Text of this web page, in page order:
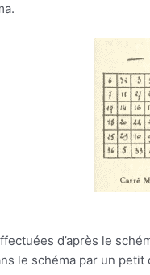
d’après le
le schéma par un petit